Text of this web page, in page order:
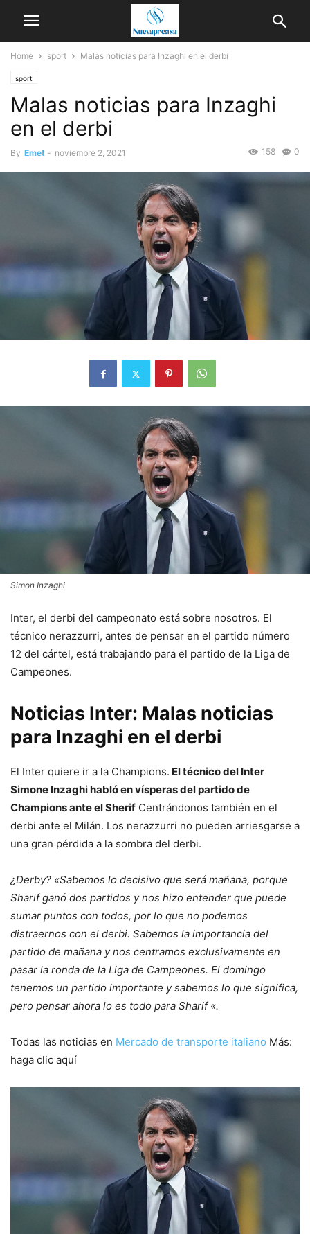
Home sport Malas noticias para Inzaghi en el derbi
sport
Malas noticias para Inzaghi
en el derbi
By Emet - noviembre 2, 2021 0
158
Simon Inzaghi
Inter, el derbi del campeonato está sobre nosotros. El
técnico nerazzurri, antes de pensar en el partido número
12 del cártel, está trabajando para el partido de la Liga de
Campeones.
Noticias Inter: Malas noticias
para Inzaghi en el derbi
El Inter quiere ir a la Champions. El técnico del Inter
Simone Inzaghi habló en vísperas del partido de
Champions ante el Sherif Centrándonos también en el
derbi ante el Milán. Los nerazzurri no pueden arriesgarse a
una gran pérdida a la sombra del derbi.
¿Derby? «Sabemos lo decisivo que será mañana, porque
Sharif ganó dos partidos y nos hizo entender que puede
sumar puntos con todos, por lo que no podemos
distraernos con el derbi. Sabemos la importancia del
partido de mañana y nos centramos exclusivamente en
pasar la ronda de la Liga de Campeones. El domingo
tenemos un partido importante y sabemos lo que significa,
pero pensar ahora lo es todo para Sharif «.
Todas las noticias en Mercado de transporte italiano Más:
haga clic aquí